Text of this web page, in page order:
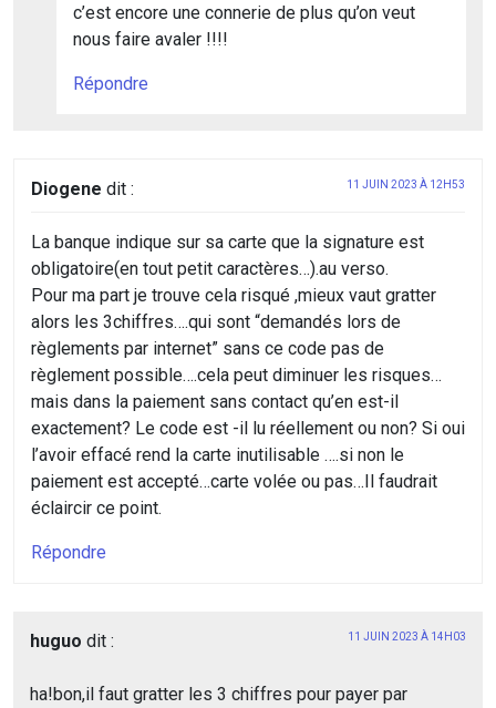
c’est encore une connerie de plus qu’on veut
nous faire avaler !!!!
Répondre
Diogene dit : 11 JUIN 2023 À 12H53
La banque indique sur sa carte que la signature est
obligatoire(en tout petit caractères…).au verso.
Pour ma part je trouve cela risqué ,mieux vaut gratter
alors les 3chiffres….qui sont “demandés lors de
règlements par internet” sans ce code pas de
règlement possible….cela peut diminuer les risques…
mais dans la paiement sans contact qu’en est-il
exactement? Le code est -il lu réellement ou non? Si oui
l’avoir effacé rend la carte inutilisable ….si non le
paiement est accepté…carte volée ou pas…Il faudrait
éclaircir ce point.
Répondre
huguo dit : 11 JUIN 2023 À 14H03
ha!bon,il faut gratter les 3 chiffres pour payer par